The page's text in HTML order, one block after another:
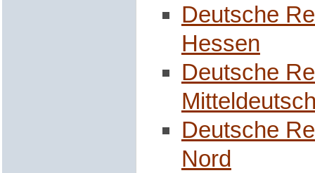
Deutsche
Hessen
Deutsche
Deutsche
Nord